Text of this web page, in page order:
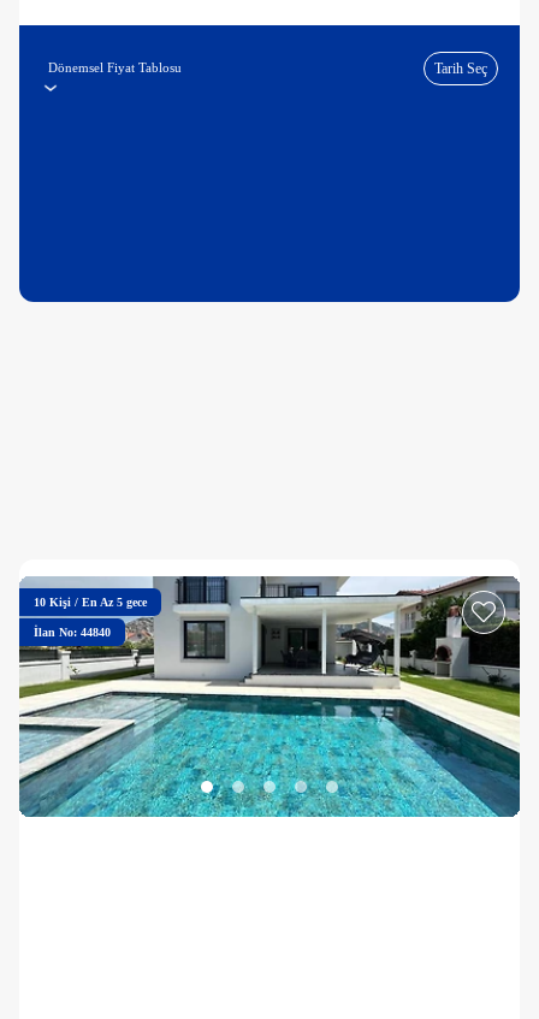
Dönemsel Fiyat Tablosu Tarih Seç
10 Kişi / En Az 5 gece
İlan No: 44840